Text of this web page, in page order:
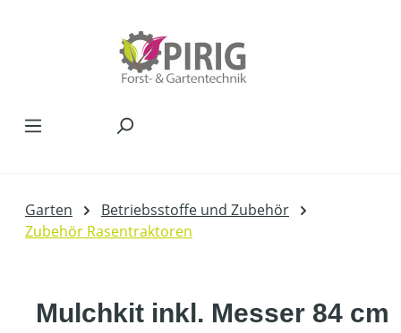
Garten
Betriebsstoffe und Zubehör
Zubehör Rasentraktoren
Mulchkit inkl. Messer 84 cm